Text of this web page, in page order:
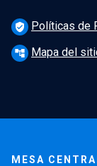
verified_user Políticas de
account_tree Mapa del
MESA